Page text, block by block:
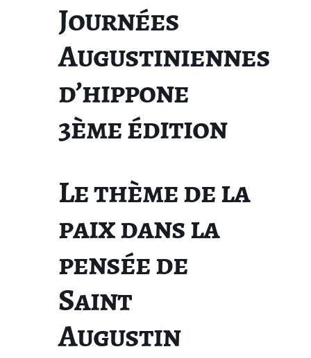
Journées
Augustiniennes
d’hippone
3ème édition
Le thème de la
paix dans la
pensée de
Saint
Augustin